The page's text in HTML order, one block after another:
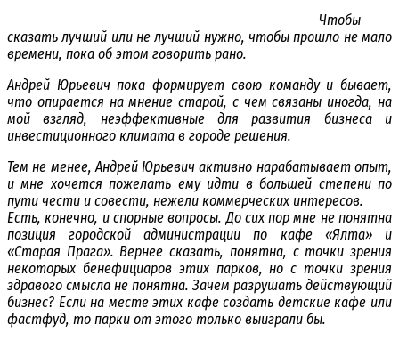
Чтобы
сказать лучший или не лучший нужно, чтобы прошло не мало
времени, пока об этом говорить рано.
Андрей Юрьевич пока формирует свою команду и бывает,
что опирается на мнение старой, с чем связаны иногда, на
мой взгляд, неэффективные для развития бизнеса и
инвестиционного климата в городе решения.
Тем не менее, Андрей Юрьевич активно нарабатывает опыт,
и мне хочется пожелать ему идти в большей степени по
пути чести и совести, нежели коммерческих интересов.
Есть, конечно, и спорные вопросы. До сих пор мне не понятна
позиция городской администрации по кафе «Ялта» и
«Старая Прага». Вернее сказать, понятна, с точки зрения
некоторых бенефициаров этих парков, но с точки зрения
здравого смысла не понятна. Зачем разрушать действующий
бизнес? Если на месте этих кафе создать детские кафе или
фастфуд, то парки от этого только выиграли бы.